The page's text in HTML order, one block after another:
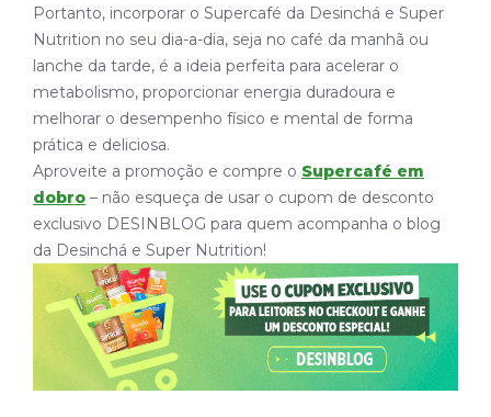
Portanto, incorporar o Supercafé da Desinchá e Super
Nutrition no seu dia-a-dia, seja no café da manhã ou
lanche da tarde, é a ideia perfeita para acelerar o
metabolismo, proporcionar energia duradoura e
melhorar o desempenho físico e mental de forma
prática e deliciosa.
Aproveite a promoção e compre o Supercafé em
dobro – não esqueça de usar o cupom de desconto
exclusivo DESINBLOG para quem acompanha o blog
da Desinchá e Super Nutrition!